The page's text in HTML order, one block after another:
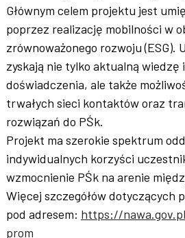
Głównym celem projektu jest
poprzez realizację mobilności w
zrównoważonego rozwoju (ESG).
zyskają nie tylko aktualną wiedzę
doświadczenia, ale także
trwałych sieci kontaktów oraz
rozwiązań do PŚk.
Projekt ma szerokie spektrum
indywidualnych korzyści
wzmocnienie PŚk na arenie
Więcej szczegółów dotyczących
pod adresem: https://
prom